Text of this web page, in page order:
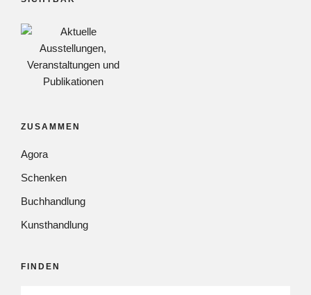
ZUSAMMEN
Agora
Schenken
Buchhandlung
Kunsthandlung
FINDEN